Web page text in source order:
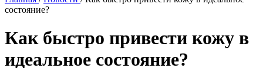
состояние?
Как быстро привести кожу в
идеальное состояние?